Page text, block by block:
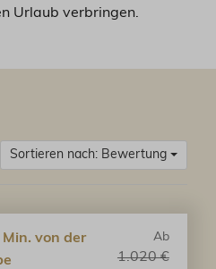
Urlaub verbringen.
Sortieren nach: Bewertung
Ab
1.020 €
von der